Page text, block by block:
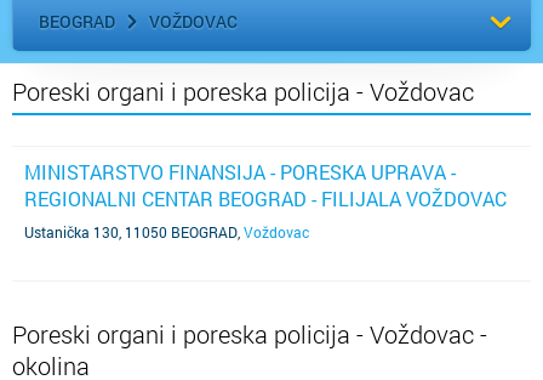
BEOGRAD VOŽDOVAC
Poreski organi i poreska policija - Voždovac
MINISTARSTVO FINANSIJA - PORESKA UPRAVA -
REGIONALNI CENTAR BEOGRAD - FILIJALA VOŽDOVAC
Ustanička 130, 11050 BEOGRAD Voždovac
Poreski organi i poreska policija - Voždovac -
okolina